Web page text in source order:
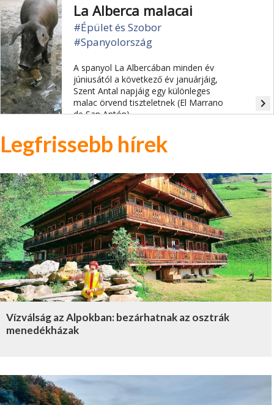
La Alberca malacai
#Épület és Szobor
#Spanyolország
A spanyol La Albercában minden év
júniusától a következő év januárjáig,
Szent Antal napjáig egy különleges
malac örvend tiszteletnek (El Marrano
de San Antón).
navigate_next
Legfrissebb hírek
Vízválság az Alpokban: bezárhatnak az osztrák
menedékházak